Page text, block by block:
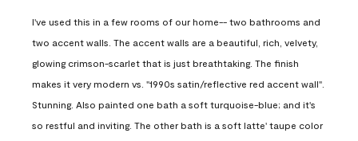
I've used this in a few rooms of our home-- two bathrooms and
two accent walls. The accent walls are a beautiful, rich, velvety,
glowing crimson-scarlet that is just breathtaking. The finish
makes it very modern vs. "1990s satin/reflective red accent wall".
Stunning. Also painted one bath a soft turquoise-blue; and it's
so restful and inviting. The other bath is a soft latte' taupe color